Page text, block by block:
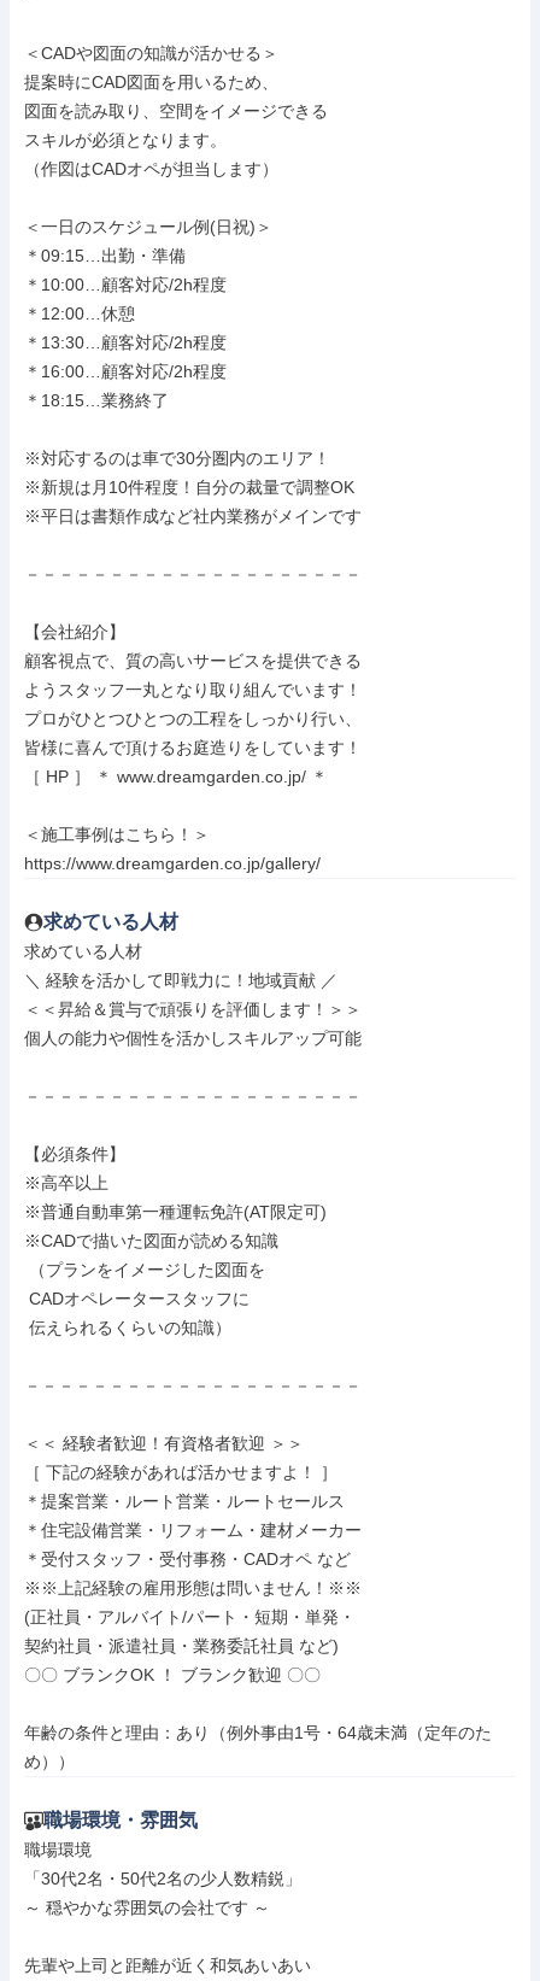
＜CADや図面の知識が活かせる＞
提案時にCAD図面を用いるため、
図面を読み取り、空間をイメージできる
スキルが必須となります。
（作図はCADオペが担当します）
＜一日のスケジュール例(日祝)＞
＊09:15…出勤・準備
＊10:00…顧客対応/2h程度
＊12:00…休憩
＊13:30…顧客対応/2h程度
＊16:00…顧客対応/2h程度
＊18:15…業務終了
※対応するのは車で30分圏内のエリア！
※新規は月10件程度！自分の裁量で調整OK
※平日は書類作成など社内業務がメインです
－－－－－－－－－－－－－－－－－－－－
【会社紹介】
顧客視点で、質の高いサービスを提供できる
ようスタッフ一丸となり取り組んでいます！
プロがひとつひとつの工程をしっかり行い、
皆様に喜んで頂けるお庭造りをしています！
［ HP ］ ＊ www.dreamgarden.co.jp/ ＊
＜施工事例はこちら！＞
https://www.dreamgarden.co.jp/gallery/
求めている人材
求めている人材
＼ 経験を活かして即戦力に！地域貢献 ／
＜＜昇給＆賞与で頑張りを評価します！＞＞
個人の能力や個性を活かしスキルアップ可能
－－－－－－－－－－－－－－－－－－－－
【必須条件】
※高卒以上
※普通自動車第一種運転免許(AT限定可)
※CADで描いた図面が読める知識
－－－－－－－－－－－－－－－－－－－－
＜＜ 経験者歓迎！有資格者歓迎 ＞＞
［ 下記の経験があれば活かせますよ！ ］
＊提案営業・ルート営業・ルートセールス
＊住宅設備営業・リフォーム・建材メーカー
＊受付スタッフ・受付事務・CADオペ など
※※上記経験の雇用形態は問いません！※※
(正社員・アルバイト/パート・短期・単発・
契約社員・派遣社員・業務委託社員 など)
〇〇 ブランクOK ！ ブランク歓迎 〇〇
年齢の条件と理由：あり（例外事由1号・64歳未満（定年のた
め））
職場環境・雰囲気
職場環境
「30代2名・50代2名の少人数精鋭」
～ 穏やかな雰囲気の会社です ～
先輩や上司と距離が近く和気あいあい